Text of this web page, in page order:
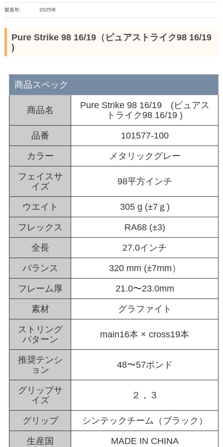
製造年: 2025年
Pure Strike 98 16/19（ピュアストライク98 16/19
)
商品スペック
商品名
Pure Strike 98 16/19 (ピュアス
トライク98 16/19 )
品番 101577-100
カラー メタリックグレー
フェイスサ
イズ
98平方インチ
ウエイト 305 g (±7ｇ)
フレックス RA68 (±3)
全長 27.0インチ
バランス 320 mm (±7mm）
フレーム厚 21.0〜23.0mm
素材 グラファイト
ストリング
パターン
main16本 × cross19本
推奨テンシ
ョン
48〜57ポンド
グリップサ
イズ
２，３
グリップ シンテックチーム（ブラック）
生産国 MADE IN CHINA